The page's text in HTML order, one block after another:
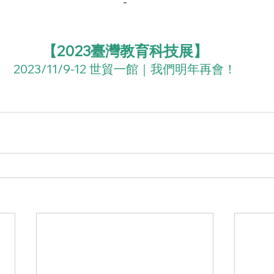
【2023臺灣教育科技展】
2023/11/9-12 世貿一館｜我們明年再會！